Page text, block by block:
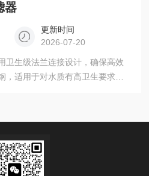
器
更新时间
2026-07-20
卫生级法兰连接设计，确保高效
适用于对水质有高卫生要求的